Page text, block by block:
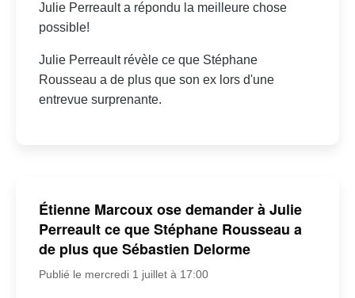
Julie Perreault a répondu la meilleure chose
possible!
Julie Perreault révèle ce que Stéphane
Rousseau a de plus que son ex lors d'une
entrevue surprenante.
Étienne Marcoux ose demander à Julie
Perreault ce que Stéphane Rousseau a
de plus que Sébastien Delorme
Publié le mercredi 1 juillet à 17:00